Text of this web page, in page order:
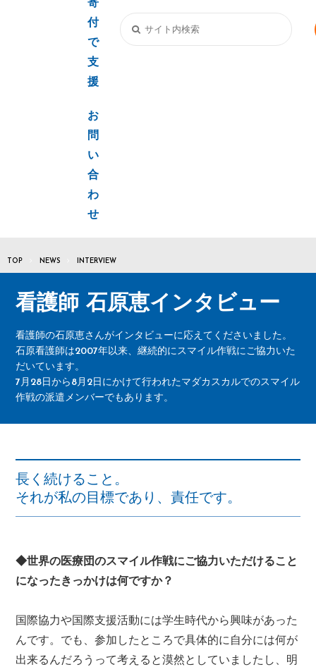
寄
付
で
支
援
お
問
い
合
わ
せ
TOP NEWS INTERVIEW
看護師 石原恵インタビュー
看護師の石原恵さんがインタビューに応えてくださいました。
石原看護師は2007年以来、継続的にスマイル作戦にご協力いた
だいています。
7月28日から8月2日にかけて行われたマダカスカルでのスマイル
作戦の派遣メンバーでもあります。
長く続けること。
それが私の目標であり、責任です。
◆世界の医療団のスマイル作戦にご協力いただけること
になったきっかけは何ですか？
国際協力や国際支援活動には学生時代から興味があった
んです。でも、参加したところで具体的に自分には何が
出来るんだろうって考えると漠然としていましたし、明